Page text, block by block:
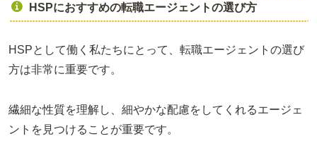
HSPにおすすめの転職エージェントの選び方
HSPとして働く私たちにとって、転職エージェントの選び
方は非常に重要です。
繊細な性質を理解し、細やかな配慮をしてくれるエージェ
ントを見つけることが重要です。